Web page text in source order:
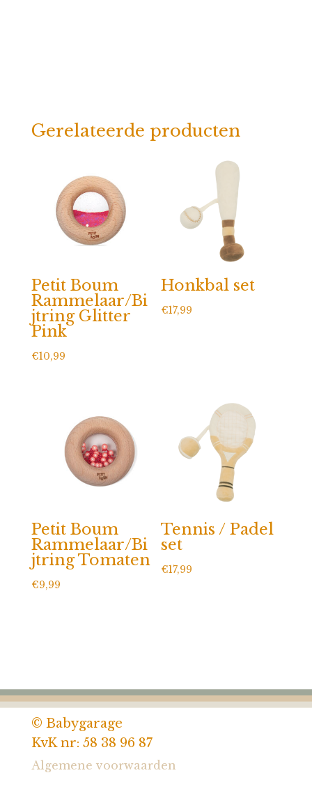
Gerelateerde producten
Petit Boum
Rammelaar/Bi
jtring Glitter
Pink
€10,99
Honkbal set
€17,99
Petit Boum
Rammelaar/Bi
jtring Tomaten
€9,99
Tennis / Padel
set
€17,99
© Babygarage
KvK nr: 58 38 96 87
Algemene voorwaarden